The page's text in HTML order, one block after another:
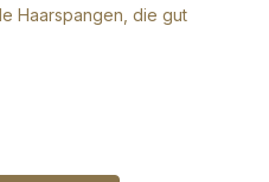
Haarspangen, die gut